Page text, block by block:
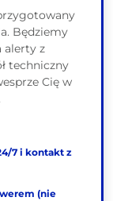
Będziemy
alerty z
techniczny
Cię w
7 i kontakt z
(nie